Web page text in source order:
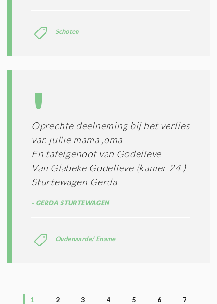
Schoten
Oprechte deelneming bij het verlies
van jullie mama ,oma
En tafelgenoot van Godelieve
Van Glabeke Godelieve (kamer 24 )
Sturtewagen Gerda
GERDA STURTEWAGEN
Oudenaarde/ Ename
1 2 3 4 5 6
7